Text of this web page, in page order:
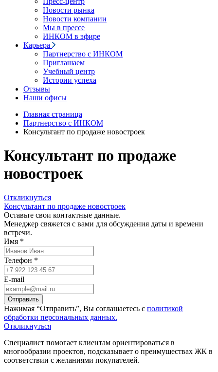
Новости рынка
Новости компании
Мы в прессе
ИНКОМ в эфире
Карьера
Партнерство с ИНКОМ
Приглашаем
Учебный центр
Истории успеха
Отзывы
Наши офисы
Главная страница
Партнерство с ИНКОМ
Консультант по продаже новостроек
Консультант по продаже
новостроек
Откликнуться
Консультант по продаже новостроек
Оставьте свои контактные данные.
Менеджер свяжется с вами для обсуждения даты и времени
встречи.
Имя *
Телефон *
E-mail
Отправить
Нажимая “Отправить”, Вы соглашаетесь с политикой
обработки персональных данных.
Откликнуться
Специалист помогает клиентам ориентироваться в
многообразии проектов, подсказывает о преимуществах ЖК в
соответствии с желаниями покупателей.